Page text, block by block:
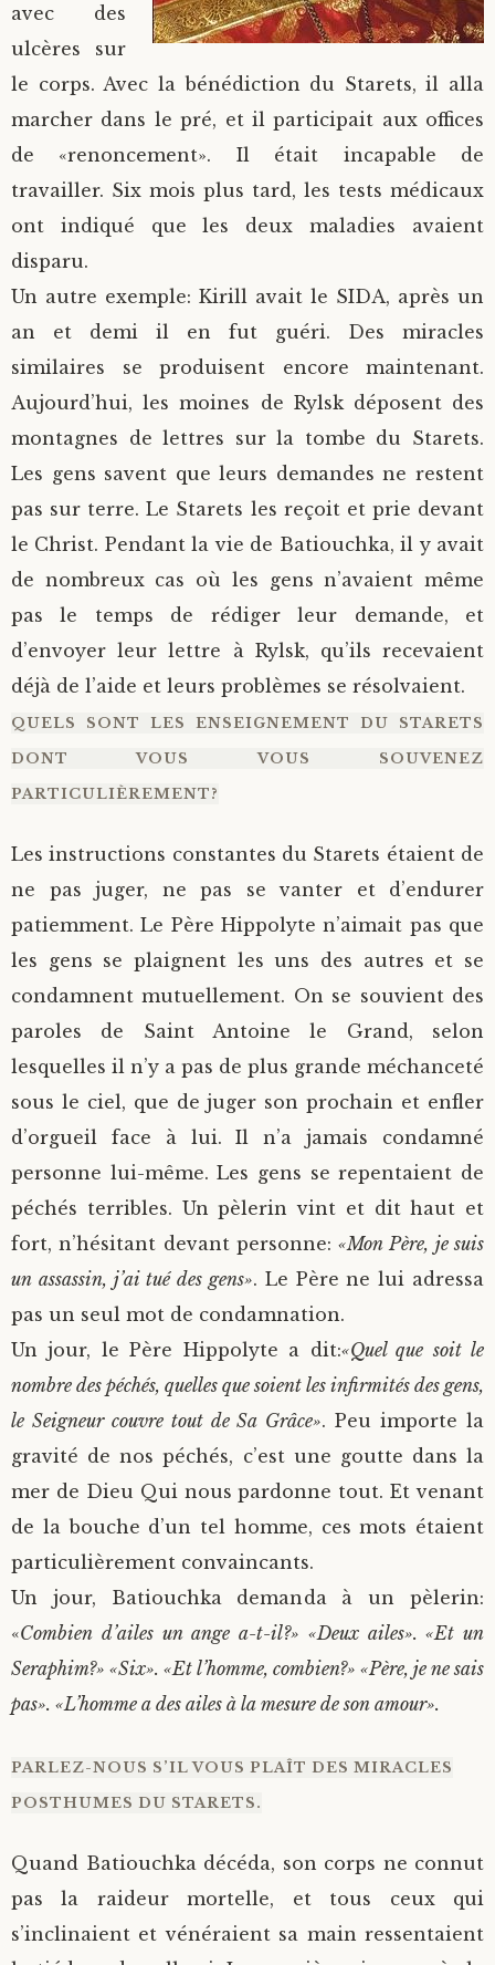
avec des
ulcères sur
le corps. Avec la bénédiction du Starets, il alla
marcher dans le pré, et il participait aux offices
de «renoncement». Il était incapable de
travailler. Six mois plus tard, les tests médicaux
ont indiqué que les deux maladies avaient
disparu.
Un autre exemple: Kirill avait le SIDA, après un
an et demi il en fut guéri. Des miracles
similaires se produisent encore maintenant.
Aujourd’hui, les moines de Rylsk déposent des
montagnes de lettres sur la tombe du Starets.
Les gens savent que leurs demandes ne restent
pas sur terre. Le Starets les reçoit et prie devant
le Christ. Pendant la vie de Batiouchka, il y avait
de nombreux cas où les gens n’avaient même
pas le temps de rédiger leur demande, et
d’envoyer leur lettre à Rylsk, qu’ils recevaient
déjà de l’aide et leurs problèmes se résolvaient.
QUELS SONT LES ENSEIGNEMENT DU STARETS
DONT VOUS VOUS SOUVENEZ
PARTICULIÈREMENT?
Les instructions constantes du Starets étaient de
ne pas juger, ne pas se vanter et d’endurer
patiemment. Le Père Hippolyte n’aimait pas que
les gens se plaignent les uns des autres et se
condamnent mutuellement. On se souvient des
paroles de Saint Antoine le Grand, selon
lesquelles il n’y a pas de plus grande méchanceté
sous le ciel, que de juger son prochain et enfler
d’orgueil face à lui. Il n’a jamais condamné
personne lui-même. Les gens se repentaient de
péchés terribles. Un pèlerin vint et dit haut et
fort, n’hésitant devant personne:«Mon Père, je suis
un assassin, j’ai tué des gens». Le Père ne lui adressa
pas un seul mot de condamnation.
Un jour, le Père Hippolyte a dit:«Quel que soit le
nombre des péchés, quelles que soient les infirmités des gens,
le Seigneur couvre tout de Sa Grâce». Peu importe la
gravité de nos péchés, c’est une goutte dans la
mer de Dieu Qui nous pardonne tout. Et venant
de la bouche d’un tel homme, ces mots étaient
particulièrement convaincants.
Un jour, Batiouchka demanda à un pèlerin:
«Combien d’ailes un ange a-t-il?» «Deux ailes». «Et un
Seraphim?» «Six». «Et l’homme, combien?» «Père, je ne sais
pas». «L’homme a des ailes à la mesure de son amour».
PARLEZ-NOUS S’IL VOUS PLAÎT DES MIRACLES
POSTHUMES DU STARETS.
Quand Batiouchka décéda, son corps ne connut
pas la raideur mortelle, et tous ceux qui
s’inclinaient et vénéraient sa main ressentaient